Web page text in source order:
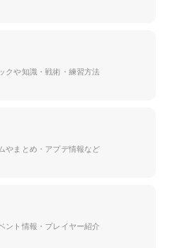
クや知識・戦術・練習方法
やまとめ・アプデ情報など
ント情報・プレイヤー紹介